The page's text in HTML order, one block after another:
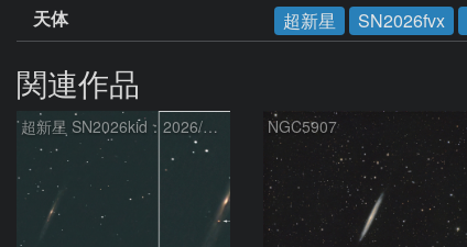
天体
超新星 SN2026fvx
関連作品
超新星 SN2026kid：2026/05/18 NGC5907